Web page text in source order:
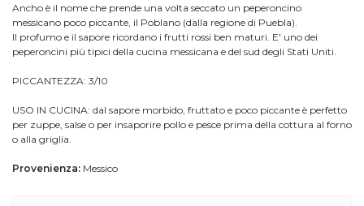
Ancho è il nome che prende una volta seccato un peperoncino
messicano poco piccante, il Poblano (dalla regione di Puebla).
Il profumo e il sapore ricordano i frutti rossi ben maturi. E' uno dei
peperoncini più tipici della cucina messicana e del sud degli Stati Uniti.
PICCANTEZZA: 3/10
USO IN CUCINA: dal sapore morbido, fruttato e poco piccante è perfetto
per zuppe, salse o per insaporire pollo e pesce prima della cottura al forno
o alla griglia.
Provenienza: Messico